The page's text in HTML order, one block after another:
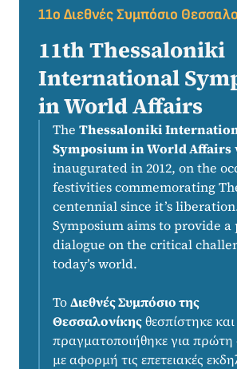
11ο Διεθνές Συμπόσιο
11th Thessaloniki
International
in World Affairs
The Thessaloniki
Symposium in World Affairs
inaugurated in 2012, on the
festivities commemorating
centennial since it’s
Symposium aims to provide
dialogue on the critical
today’s world.
ΤοΔιεθνές Συμπόσιο της
Θεσσαλονίκηςθεσπίστηκε και
πραγματοποιήθηκε για πρώτη
με αφορμή τις επετειακές